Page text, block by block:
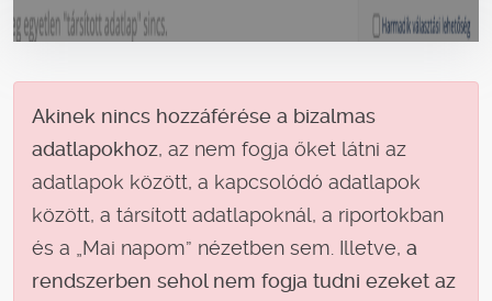
Akinek nincs hozzáférése a bizalmas
adatlapokhoz, az nem fogja őket látni az
adatlapok között, a kapcsolódó adatlapok
között, a társított adatlapoknál, a riportokban
és a „Mai napom” nézetben sem. Illetve, a
rendszerben sehol nem fogja tudni ezeket az